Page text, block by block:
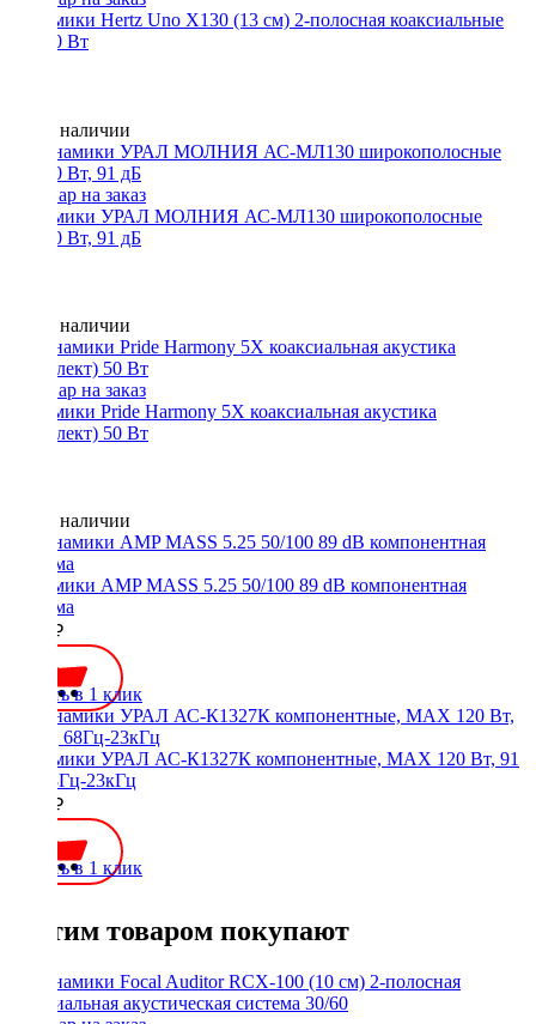
Динамики Hertz Uno X130 (13 см) 2-полосная коаксиальные
40/160 Вт
Нет в наличии
Динамики УРАЛ МОЛНИЯ АС-МЛ130 широкополосные
60/120 Вт, 91 дБ
Нет в наличии
Динамики Pride Harmony 5X коаксиальная акустика
(комплект) 50 Вт
Нет в наличии
Динамики AMP MASS 5.25 50/100 89 dB компонентная
система
2800 ₽
Купить в 1 клик
Динамики УРАЛ АС-К1327К компонентные, MAX 120 Вт, 91
дБ, 68Гц-23кГц
4390 ₽
Купить в 1 клик
С этим товаром покупают